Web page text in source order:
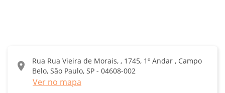
location_on
Rua Rua Vieira de Morais, , 1745, 1º Andar , Campo
Belo, São Paulo, SP - 04608-002
Ver no mapa